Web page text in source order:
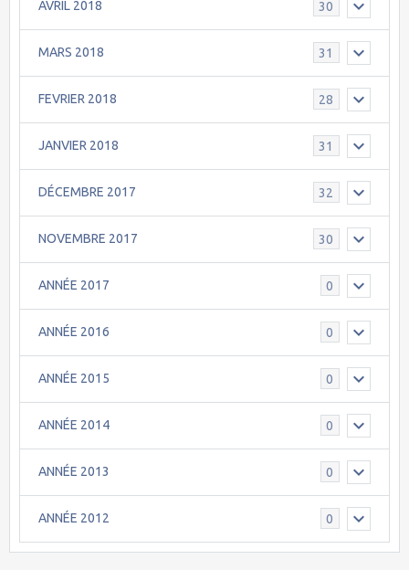
AVRIL 2018 30
MARS 2018 31
FEVRIER 2018 28
JANVIER 2018 31
DÉCEMBRE 2017 32
NOVEMBRE 2017 30
ANNÉE 2017 0
ANNÉE 2016 0
ANNÉE 2015 0
ANNÉE 2014 0
ANNÉE 2013 0
ANNÉE 2012 0